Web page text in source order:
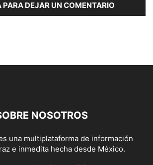
PARA DEJAR UN COMENTARIO
NOSOTROS
una multiplataforma de información
e inmedita hecha desde México.